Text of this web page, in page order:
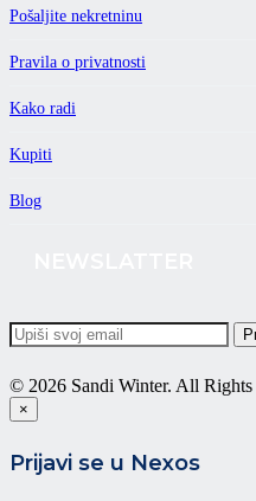
Pošaljite nekretninu
Pravila o privatnosti
Kako radi
Kupiti
Blog
© 2026 Sandi Winter. All Rights
×
Prijavi se u Nexos